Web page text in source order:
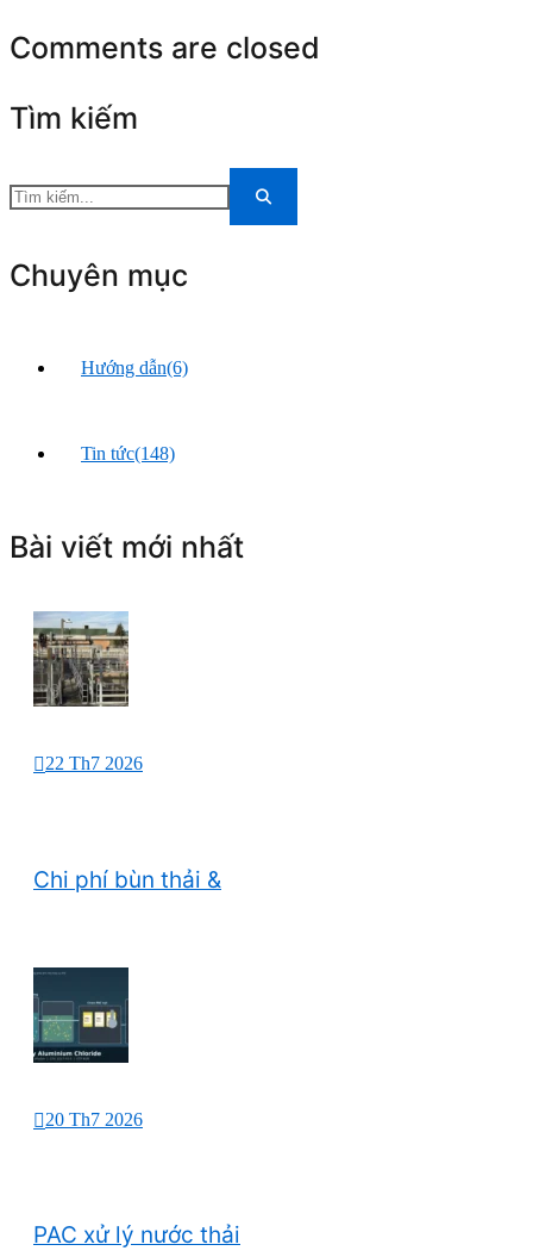
Comments are closed
Tìm kiếm
Chuyên mục
Hướng dẫn(6)
Tin tức(148)
Bài viết mới nhất
22 Th7 2026
Chi phí bùn thải &
20 Th7 2026
PAC xử lý nước thải